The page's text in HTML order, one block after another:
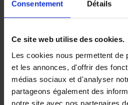
Consentement Détails
Ce site web utilise des cookies.
Les cookies nous permettent de
et les annonces, d'offrir des
médias sociaux et d'analyser
partageons également des
notre site avec nos partenaires
nos
un
12 avril 2021 / dansVolume 5 -
SYLVAN